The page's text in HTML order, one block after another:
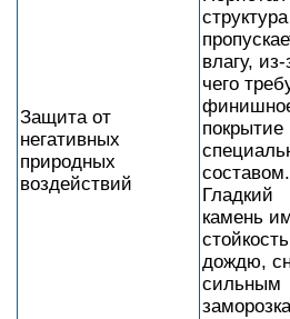
Защита от
негативных
природных
воздействий
структура
влагу, из-
чего
покрытие
составом.
Гладкий
камень
дождю,
сильным